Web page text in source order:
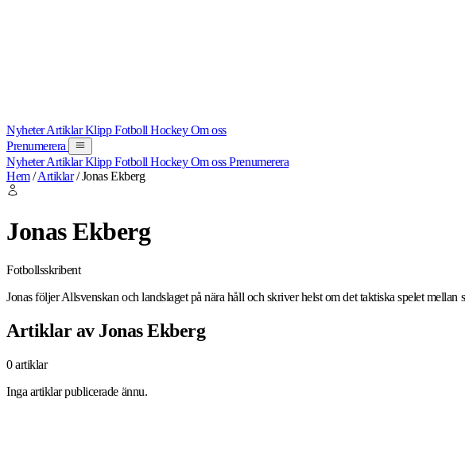
NyheterArtiklarKlippFotbollHockeyOm oss
Prenumerera
NyheterArtiklarKlippFotbollHockeyOm ossPrenumerera
Hem /Artiklar / Jonas Ekberg
Jonas Ekberg
Fotbollsskribent
Jonas följer Allsvenskan och landslaget på nära håll och skriver helst om det taktiska spelet
Artiklar av Jonas Ekberg
0 artiklar
Inga artiklar publicerade ännu.